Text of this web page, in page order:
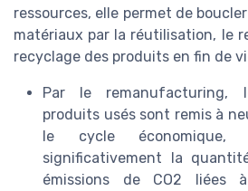
ressources, elle permet de
matériaux par la réutilisation, le
recyclage des produits en fin de
Par le remanufacturing,
produits usés sont remis à
le cycle
significativement la
émissions de CO2 liées